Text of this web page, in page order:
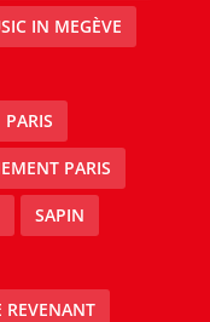
IN MEGÈVE
PARIS
PARIS
SAPIN
REVENANT